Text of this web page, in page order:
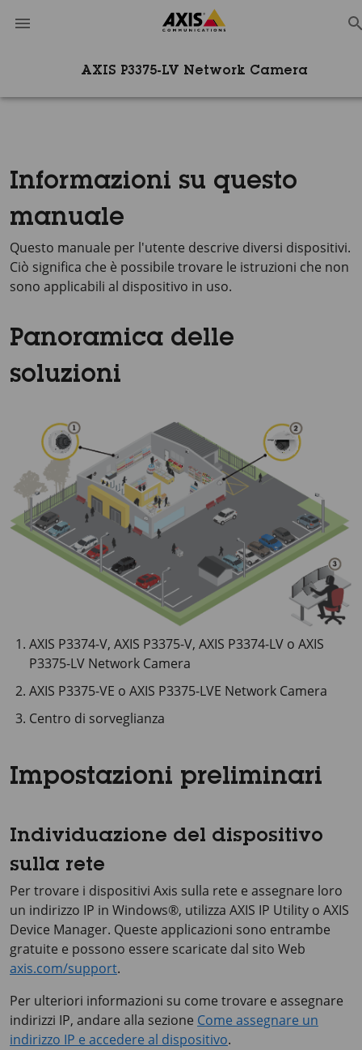
AXIS P3375-LV Network Camera
Informazioni su questo
manuale
Questo manuale per l'utente descrive diversi dispositivi.
Ciò significa che è possibile trovare le istruzioni che non
sono applicabili al dispositivo in uso.
Panoramica delle
soluzioni
AXIS P3374-V, AXIS P3375-V, AXIS P3374-LV o AXIS
P3375-LV Network Camera
AXIS P3375-VE o AXIS P3375-LVE Network Camera
Centro di sorveglianza
Impostazioni preliminari
Individuazione del dispositivo
sulla rete
Per trovare i dispositivi Axis sulla rete e assegnare loro
un indirizzo IP in Windows®, utilizza AXIS IP Utility o AXIS
Device Manager. Queste applicazioni sono entrambe
gratuite e possono essere scaricate dal sito Web
axis.com/support.
Per ulteriori informazioni su come trovare e assegnare
indirizzi IP, andare alla sezione Come assegnare un
indirizzo IP e accedere al dispositivo.